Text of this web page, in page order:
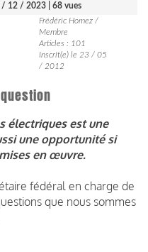
/ 12 / 2023
| 68 vues
Frédéric Homez /
Membre
Articles : 101
Inscrit(e) le 23 / 05
/ 2012
électriques est une
une opportunité si
en œuvre.
fédéral en charge de
que nous sommes